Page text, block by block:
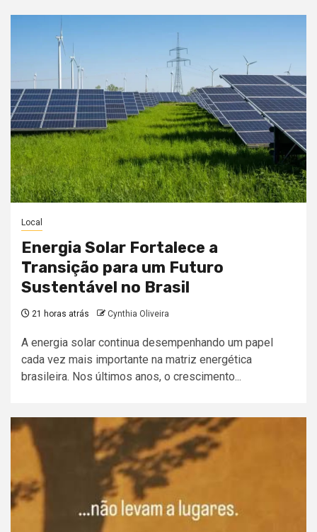
Local
Energia Solar Fortalece a
Transição para um Futuro
Sustentável no Brasil
21 horas atrás Cynthia Oliveira
A energia solar continua desempenhando um papel
cada vez mais importante na matriz energética
brasileira. Nos últimos anos, o crescimento...